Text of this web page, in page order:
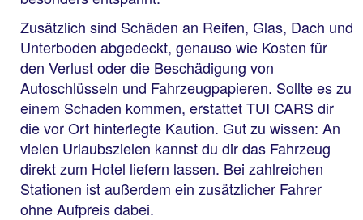
Zusätzlich sind Schäden an Reifen, Glas, Dach und
Unterboden abgedeckt, genauso wie Kosten für
den Verlust oder die Beschädigung von
Autoschlüsseln und Fahrzeugpapieren. Sollte es zu
einem Schaden kommen, erstattet TUI CARS dir
die vor Ort hinterlegte Kaution. Gut zu wissen: An
vielen Urlaubszielen kannst du dir das Fahrzeug
direkt zum Hotel liefern lassen. Bei zahlreichen
Stationen ist außerdem ein zusätzlicher Fahrer
ohne Aufpreis dabei.